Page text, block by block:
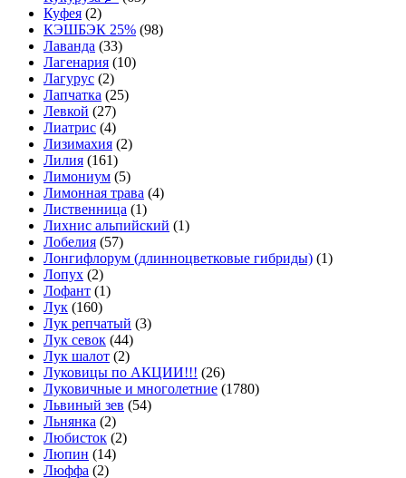
Куфея (2)
КЭШБЭК 25% (98)
Лаванда (33)
Лагенария (10)
Лагурус (2)
Лапчатка (25)
Левкой (27)
Лиатрис (4)
Лизимахия (2)
Лилия (161)
Лимониум (5)
Лимонная трава (4)
Лиственница (1)
Лихнис альпийский (1)
Лобелия (57)
Лонгифлорум (длинноцветковые гибриды) (1)
Лопух (2)
Лофант (1)
Лук (160)
Лук репчатый (3)
Лук севок (44)
Лук шалот (2)
Луковицы по АКЦИИ!!! (26)
Луковичные и многолетние (1780)
Львиный зев (54)
Льнянка (2)
Любисток (2)
Люпин (14)
Люффа (2)